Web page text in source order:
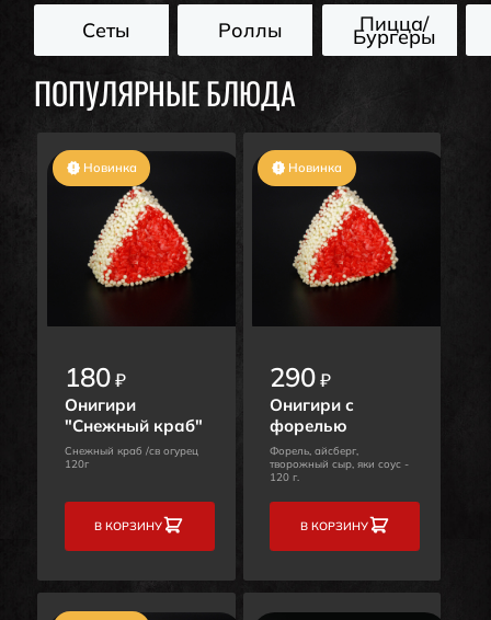
Сеты Роллы Пицца/
Бургеры
ПОПУЛЯРНЫЕ БЛЮДА
Новинка
180₽
Онигири
"Снежный краб"
Снежный краб /св огурец
120г
В КОРЗИНУ
Новинка
290₽
Онигири с
форелью
Форель, айсберг,
творожный сыр, яки соус -
120 г.
В КОРЗИНУ